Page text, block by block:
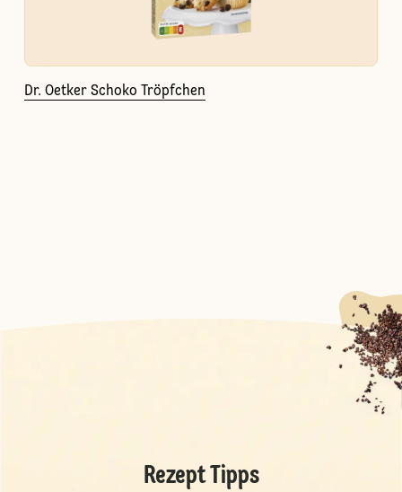
Dr. Oetker Schoko Tröpfchen
Rezept Tipps